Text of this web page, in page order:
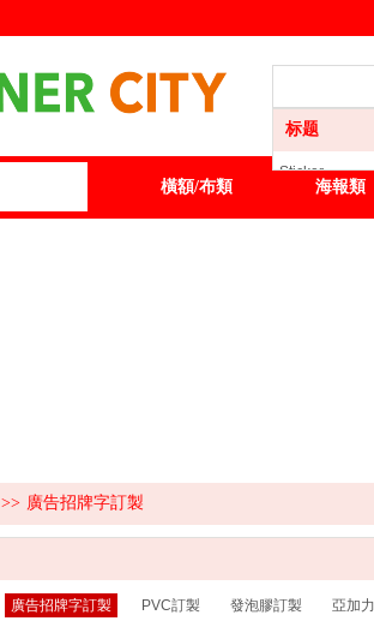
标题
Sticker
橫額/布類 海報類
>> 廣告招牌字訂製
廣告招牌字訂製 PVC訂製 發泡膠訂製 亞加